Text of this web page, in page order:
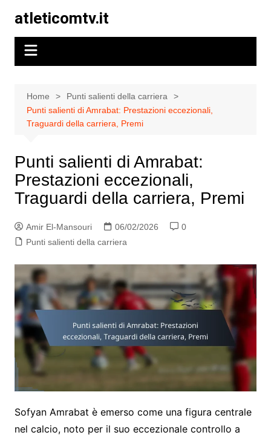
content
atleticomtv.it
Home
Punti salienti della carriera
Punti salienti di Amrabat: Prestazioni eccezionali,
Traguardi della carriera, Premi
Punti salienti di Amrabat:
Prestazioni eccezionali,
Traguardi della carriera, Premi
Amir El-Mansouri 06/02/2026
0
Punti salienti della carriera
Sofyan Amrabat è emerso come una figura centrale
nel calcio, noto per il suo eccezionale controllo a